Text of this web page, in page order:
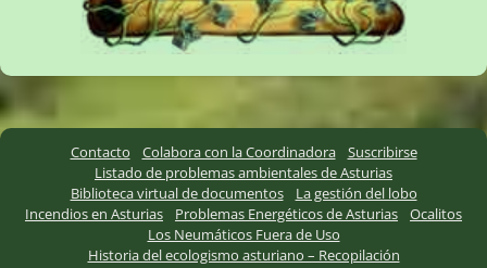
Contacto Colabora con la Coordinadora
Suscribirse
Listado de problemas ambientales de Asturias
Biblioteca virtual de documentos
La gestión del lobo
Incendios en Asturias
Problemas Energéticos de Asturias
Ocalitos
Los Neumáticos Fuera de Uso
Historia del ecologismo asturiano – Recopilación